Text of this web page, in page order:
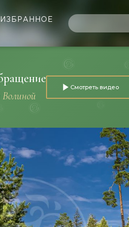
ИЗБРАННОЕ
Смотреть видео